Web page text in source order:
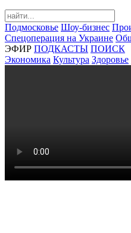
Подмосковье Шоу-бизнес
Спецоперация на Украине
ЭФИР ПОДКАСТЫ ПОИСК
Экономика Культура Здоровье